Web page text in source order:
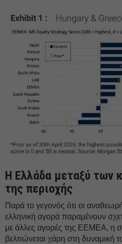
Η Ελλάδα μεταξύ των
της περιοχής
Παρά το γεγονός ότι οι
ελληνική αγορά παραμένουν
με άλλες αγορές της EEMEA, η
βελτιώνεται χάρη στη δυναμική